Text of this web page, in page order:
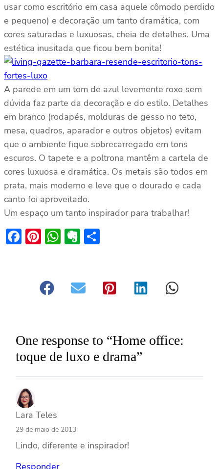
usar como escritório em casa aquele cômodo perdido
e pequeno) e decoração um tanto dramática, com
cores saturadas e luxuosas, cheia de detalhes. Uma
estética inusitada que ficou bem bonita!
A parede em um tom de azul levemente roxo sem
dúvida faz parte da decoração e do estilo. Detalhes
em branco (rodapés, molduras de gesso no teto,
mesa, quadros, aparador e outros objetos) evitam
que o ambiente fique sobrecarregado em tons
escuros. O tapete e a poltrona mantêm a cartela de
cores luxuosa e dramática. Os metais são todos em
prata, mais moderno e leve que o dourado e cada
canto foi aproveitado.
Um espaço um tanto inspirador para trabalhar!
Facebook
Pinterest
WhatsApp
Evernote
One response to “Home office:
toque de luxo e drama”
Lara Teles
29 de maio de 2013
Lindo, diferente e inspirador!